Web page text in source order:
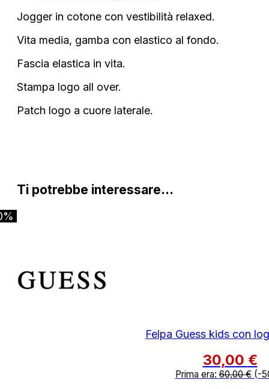
Jogger in cotone con vestibilità relaxed.
Vita media, gamba con elastico al fondo.
Fascia elastica in vita.
Stampa logo all over.
Patch logo a cuore laterale.
Ti potrebbe interessare…
Felpa Guess kids con
30,00 €
Prima era:60,00€(-